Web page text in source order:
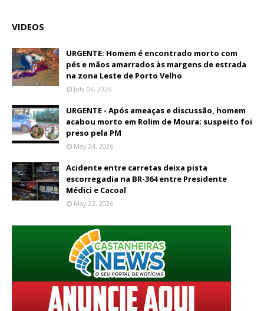
VIDEOS
URGENTE: Homem é encontrado morto com
pés e mãos amarrados às margens de estrada
na zona Leste de Porto Velho
July 04, 2026
URGENTE - Após ameaças e discussão, homem
acabou morto em Rolim de Moura; suspeito foi
preso pela PM
May 24, 2026
Acidente entre carretas deixa pista
escorregadia na BR-364 entre Presidente
Médici e Cacoal
May 22, 2026